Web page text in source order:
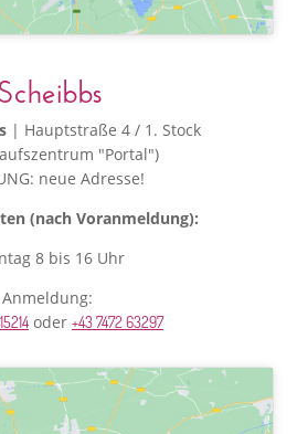
| Hauptstraße 4 / 1. Stock
"Portal")
neue Adresse!
(nach Voranmeldung):
8 bis 16 Uhr
Anmeldung:
oder +43 7472 63297